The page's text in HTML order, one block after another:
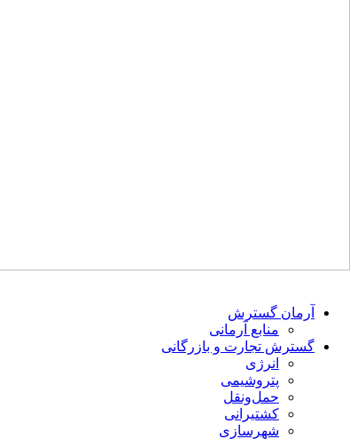
آرمان گسترش
منابع آرمانی
گسترش تجارت و بازرگانی
انرژی
پتروشیمی
حمل‌و‌نقل
کشتیرانی
شهرسازی